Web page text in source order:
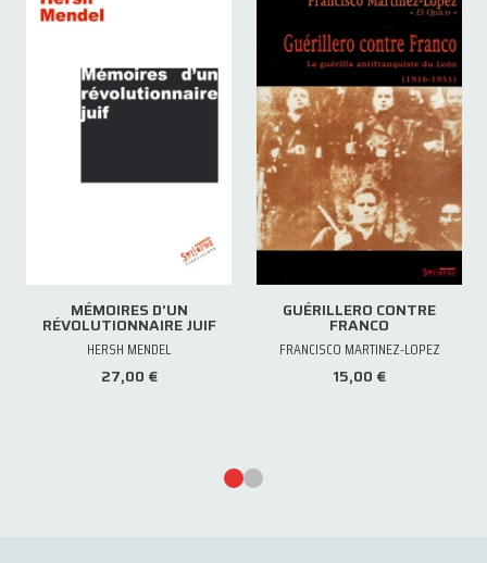
MÉMOIRES D'UN
RÉVOLUTIONNAIRE JUIF
HERSH MENDEL
27,00 €
GUÉRILLERO CONTRE
FRANCO
FRANCISCO MARTINEZ-LOPEZ
15,00 €